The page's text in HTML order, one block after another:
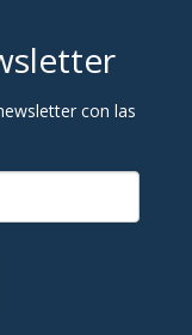
con las